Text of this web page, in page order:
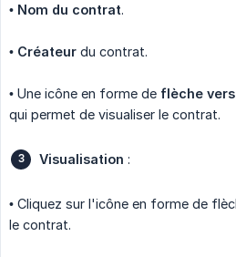
• Nom du contrat.
• Créateur du contrat.
• Une icône en forme de flèche
qui permet de visualiser le contrat.
Visualisation :
• Cliquez sur l'icône en forme de
le contrat.